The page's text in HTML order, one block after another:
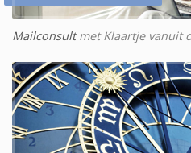
Mailconsultmet Klaartje vanuit